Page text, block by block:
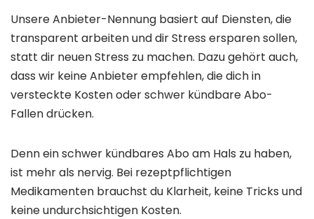
Unsere Anbieter-Nennung basiert auf Diensten, die
transparent arbeiten und dir Stress ersparen sollen,
statt dir neuen Stress zu machen. Dazu gehört auch,
dass wir keine Anbieter empfehlen, die dich in
versteckte Kosten oder schwer kündbare Abo-
Fallen drücken.
Denn ein schwer kündbares Abo am Hals zu haben,
ist mehr als nervig. Bei rezeptpflichtigen
Medikamenten brauchst du Klarheit, keine Tricks und
keine undurchsichtigen Kosten.